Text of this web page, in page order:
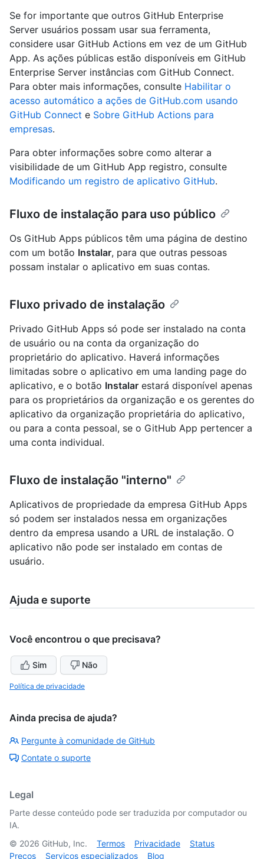
Se for importante que outros GitHub Enterprise
Server usuários possam usar sua ferramenta,
considere usar GitHub Actions em vez de um GitHub
App. As ações públicas estão disponíveis em GitHub
Enterprise Server instâncias com GitHub Connect.
Para obter mais informações, consulte Habilitar o
acesso automático a ações de GitHub.com usando
GitHub Connect e Sobre GitHub Actions para
empresas.
Para obter informações sobre como alterar a
visibilidade de um GitHub App registro, consulte
Modificando um registro de aplicativo GitHub.
Fluxo de instalação para uso público
Os GitHub Apps públicos têm uma página de destino
com um botão Instalar, para que outras pessoas
possam instalar o aplicativo em suas contas.
Fluxo privado de instalação
Privado GitHub Apps só pode ser instalado na conta
de usuário ou na conta da organização do
proprietário do aplicativo. Haverá informações
limitadas sobre o aplicativo em uma landing page do
aplicativo, e o botão Instalar estará disponível apenas
para os proprietários da organização e os gerentes do
aplicativo da organização proprietária do aplicativo,
ou para a conta pessoal, se o GitHub App pertencer a
uma conta individual.
Fluxo de instalação "interno"
Aplicativos de propriedade da empresa GitHub Apps
só podem ser instalados nessa em organizações
dentro da empresa usando a URL de instalação. O
aplicativo não pode ser instalado em contas de
usuário.
Ajuda e suporte
Você encontrou o que precisava?
Sim Não
Política de privacidade
Ainda precisa de ajuda?
Pergunte à comunidade de GitHub
Contate o suporte
Legal
Parte desse conteúdo pode ser traduzida por computador ou
IA.
© 2026 GitHub, Inc. Termos Privacidade
Status
Preços
Serviços especializados Blog